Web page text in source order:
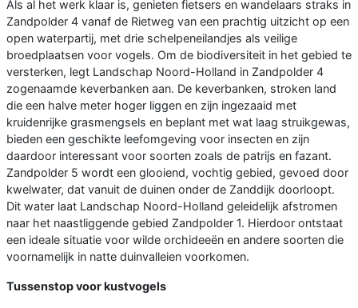
Als al het werk klaar is, genieten fietsers en wandelaars straks in
Zandpolder 4 vanaf de Rietweg van een prachtig uitzicht op een
open waterpartij, met drie schelpeneilandjes als veilige
broedplaatsen voor vogels. Om de biodiversiteit in het gebied te
versterken, legt Landschap Noord-Holland in Zandpolder 4
zogenaamde keverbanken aan. De keverbanken, stroken land
die een halve meter hoger liggen en zijn ingezaaid met
kruidenrijke grasmengsels en beplant met wat laag struikgewas,
bieden een geschikte leefomgeving voor insecten en zijn
daardoor interessant voor soorten zoals de patrijs en fazant.
Zandpolder 5 wordt een glooiend, vochtig gebied, gevoed door
kwelwater, dat vanuit de duinen onder de Zanddijk doorloopt.
Dit water laat Landschap Noord-Holland geleidelijk afstromen
naar het naastliggende gebied Zandpolder 1. Hierdoor ontstaat
een ideale situatie voor wilde orchideeën en andere soorten die
voornamelijk in natte duinvalleien voorkomen.
Tussenstop voor kustvogels